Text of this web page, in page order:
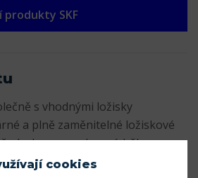
produkty SKF
s vhodnými ložisky
a plně zaměnitelné ložiskové
na snadnou údržbu.
e-shopu širokou nabídku
cookies